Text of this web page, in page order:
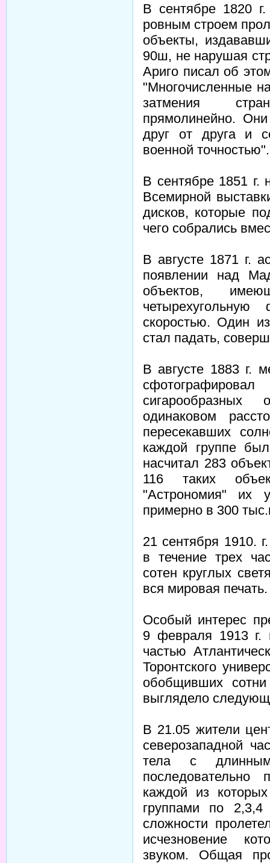
В сентябре 1820
ровным строем
объекты,
90ш, не нарушая
Ариго писал об
"Многочисленные
затмения
прямолинейно.
друг от друга и
военной точностью".
В сентябре 1851
Всемирной
дисков, которые
чего собрались
В августе 1871 г.
появлении над
объектов,
скоростью. Один
стал падать,
В августе 1883 г.
одинаковом
пересекавших
каждой группе
насчитал 283
116 таких
"Астрономия" их
примерно в 300
21 сентября 1910.
в течение трех
сотен круглых
вся мировая печать.
Особый интерес
9 февраля 1913 г.
частью
Торонтского
обобщивших
выглядело
В 21.05 жители
северозападной
тела с
каждой из
группами по
сложности
исчезновение
звуком. Общая